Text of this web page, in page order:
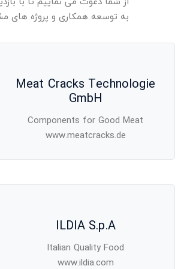
به توسعه همکاری و پروژه های
Meat Cracks Technologie
GmbH
Components for Good Meat
www.meatcracks.de
ILDIA S.p.A
Italian Quality Food
www.ildia.com